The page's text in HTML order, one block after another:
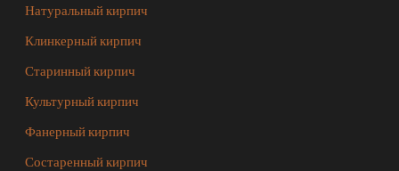
Натуральный кирпич
Клинкерный кирпич
Старинный кирпич
Культурный кирпич
Фанерный кирпич
Состаренный кирпич